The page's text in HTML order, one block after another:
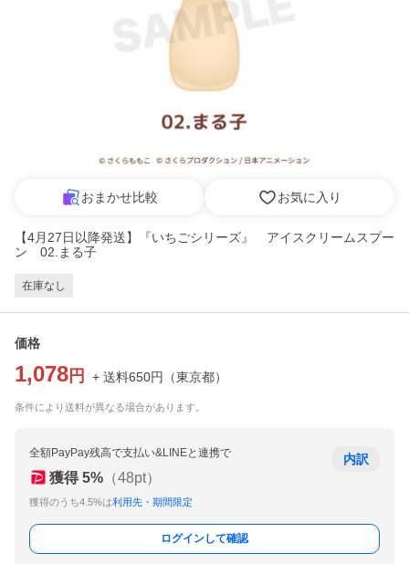
おまかせ比較 お気に入り
【4月27日以降発送】『いちごシリーズ』 アイスクリームスプー
ン 02.まる子
在庫なし
価格
1,078 円 + 送料650円 （東京都）
条件により送料が異なる場合があります。
全額PayPay残高で支払い&LINEと連携で
獲得 5% （48pt）
獲得のうち4.5%は利用先・期間限定
内訳
ログインして確認